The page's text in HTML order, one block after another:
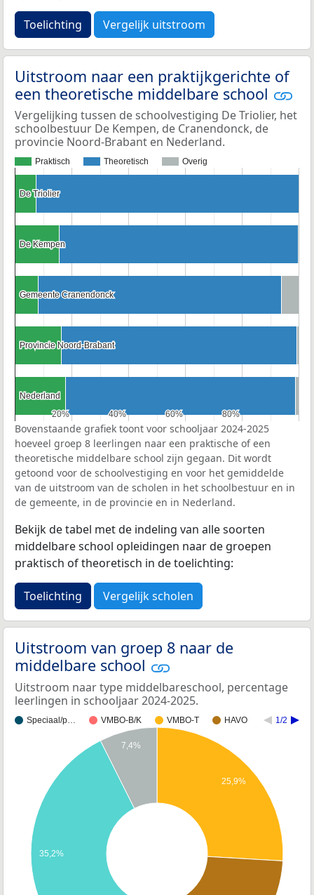
Toelichting Vergelijk uitstroom
Uitstroom naar een praktijkgerichte of
een theoretische middelbare school
Vergelijking tussen de schoolvestiging De Triolier, het
schoolbestuur De Kempen, de Cranendonck, de
provincie Noord-Brabant en Nederland.
Praktisch Theoretisch Overig
20%
20% 40%
40% 60%
60% 80%
80%
De Triolier
De Triolier
De Kempen
De Kempen
Gemeente Cranendonck
Gemeente Cranendonck
Provincie Noord-Brabant
Provincie Noord-Brabant
Nederland
Nederland
Bovenstaande grafiek toont voor schooljaar 2024-2025
hoeveel groep 8 leerlingen naar een praktische of een
theoretische middelbare school zijn gegaan. Dit wordt
getoond voor de schoolvestiging en voor het gemiddelde
van de uitstroom van de scholen in het schoolbestuur en in
de gemeente, in de provincie en in Nederland.
Bekijk de tabel met de indeling van alle soorten
middelbare school opleidingen naar de groepen
praktisch of theoretisch in de toelichting:
Toelichting Vergelijk scholen
Uitstroom van groep 8 naar de
middelbare school
Uitstroom naar type middelbareschool, percentage
leerlingen in schooljaar 2024-2025.
Speciaal/p… VMBO-B/K VMBO-T HAVO 1/2
25,9%
7,4%
35,2%